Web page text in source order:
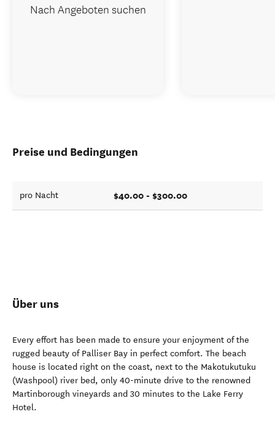
Preise und Bedingungen
pro Nacht $40.00 - $300.00
Über uns
Every effort has been made to ensure your enjoyment of the
rugged beauty of Palliser Bay in perfect comfort. The beach
house is located right on the coast, next to the Makotukutuku
(Washpool) river bed, only 40-minute drive to the renowned
Martinborough vineyards and 30 minutes to the Lake Ferry
Hotel.
Nach Angeboten suchen